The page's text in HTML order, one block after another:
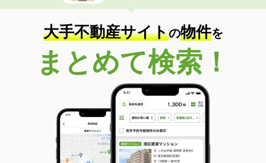
大手不動産サイトの物件を
まとめて検索！